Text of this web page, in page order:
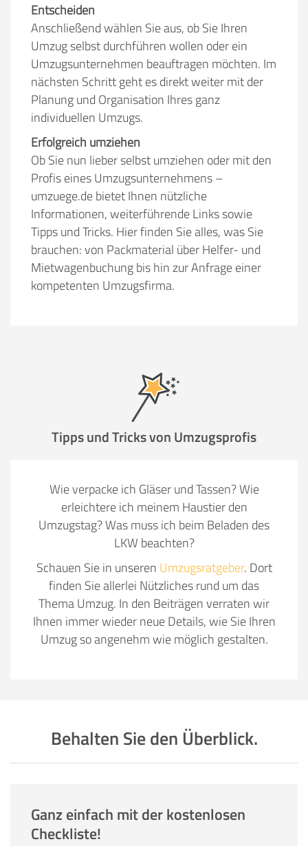
Entscheiden
Anschließend wählen Sie aus, ob Sie Ihren
Umzug selbst durchführen wollen oder ein
Umzugsunternehmen beauftragen möchten. Im
nächsten Schritt geht es direkt weiter mit der
Planung und Organisation Ihres ganz
individuellen Umzugs.
Erfolgreich umziehen
Ob Sie nun lieber selbst umziehen oder mit den
Profis eines Umzugsunternehmens –
umzuege.de bietet Ihnen nützliche
Informationen, weiterführende Links sowie
Tipps und Tricks. Hier finden Sie alles, was Sie
brauchen: von Packmaterial über Helfer- und
Mietwagenbuchung bis hin zur Anfrage einer
kompetenten Umzugsfirma.
Tipps und Tricks von Umzugsprofis
Wie verpacke ich Gläser und Tassen? Wie
erleichtere ich meinem Haustier den
Umzugstag? Was muss ich beim Beladen des
LKW beachten?
Schauen Sie in unseren Umzugsratgeber. Dort
finden Sie allerlei Nützliches rund um das
Thema Umzug. In den Beiträgen verraten wir
Ihnen immer wieder neue Details, wie Sie Ihren
Umzug so angenehm wie möglich gestalten.
Behalten Sie den Überblick.
Ganz einfach mit der kostenlosen
Checkliste!